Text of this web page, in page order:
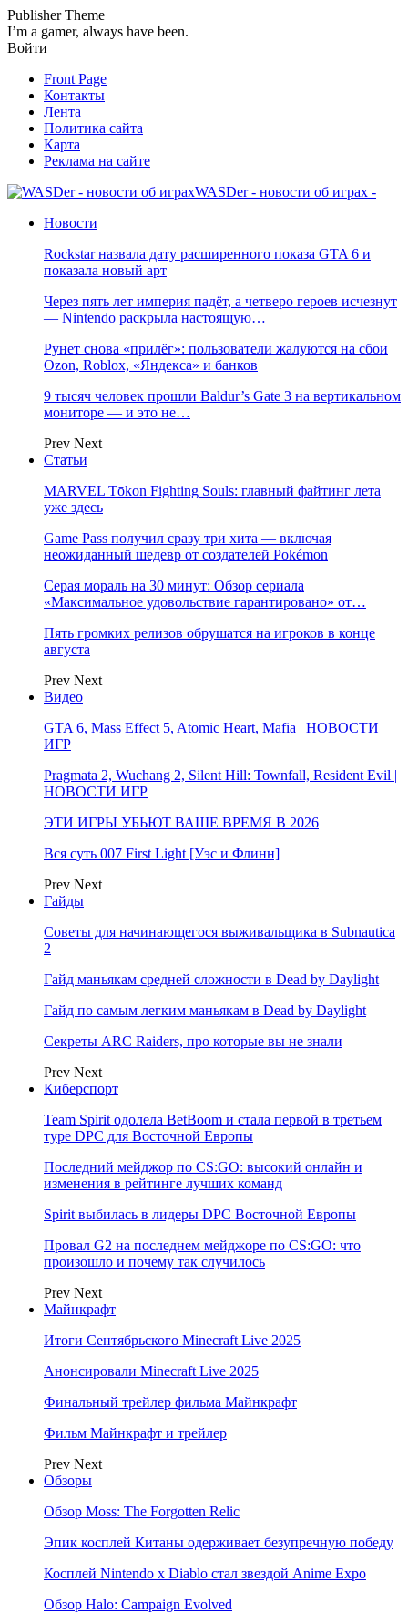
Publisher Theme
I’m a gamer, always have been.
Войти
Front Page
Контакты
Лента
Политика сайта
Карта
Реклама на сайте
WASDer - новости об играх -
Новости
Rockstar назвала дату расширенного показа GTA 6 и
показала новый арт
Через пять лет империя падёт, а четверо героев исчезнут
— Nintendo раскрыла настоящую…
Рунет снова «прилёг»: пользователи жалуются на сбои
Ozon, Roblox, «Яндекса» и банков
9 тысяч человек прошли Baldur’s Gate 3 на вертикальном
мониторе — и это не…
Prev Next
Статьи
MARVEL Tōkon Fighting Souls: главный файтинг лета
уже здесь
Game Pass получил сразу три хита — включая
неожиданный шедевр от создателей Pokémon
Серая мораль на 30 минут: Обзор сериала
«Максимальное удовольствие гарантировано» от…
Пять громких релизов обрушатся на игроков в конце
августа
Prev Next
Видео
GTA 6, Mass Effect 5, Atomic Heart, Mafia | НОВОСТИ
ИГР
Pragmata 2, Wuchang 2, Silent Hill: Townfall, Resident Evil |
НОВОСТИ ИГР
ЭТИ ИГРЫ УБЬЮТ ВАШЕ ВРЕМЯ В 2026
Вся суть 007 First Light [Уэс и Флинн]
Prev Next
Гайды
Советы для начинающегося выживальщика в Subnautica
2
Гайд маньякам средней сложности в Dead by Daylight
Гайд по самым легким маньякам в Dead by Daylight
Секреты ARC Raiders, про которые вы не знали
Prev Next
Киберспорт
Team Spirit одолела BetBoom и стала первой в третьем
туре DPC для Восточной Европы
Последний мейджор по CS:GO: высокий онлайн и
изменения в рейтинге лучших команд
Spirit выбилась в лидеры DPC Восточной Европы
Провал G2 на последнем мейджоре по CS:GO: что
произошло и почему так случилось
Prev Next
Майнкрафт
Итоги Сентябрьского Minecraft Live 2025
Анонсировали Minecraft Live 2025
Финальный трейлер фильма Майнкрафт
Фильм Майнкрафт и трейлер
Prev Next
Обзоры
Обзор Moss: The Forgotten Relic
Эпик косплей Китаны одерживает безупречную победу
Косплей Nintendo x Diablo стал звездой Anime Expo
Обзор Halo: Campaign Evolved